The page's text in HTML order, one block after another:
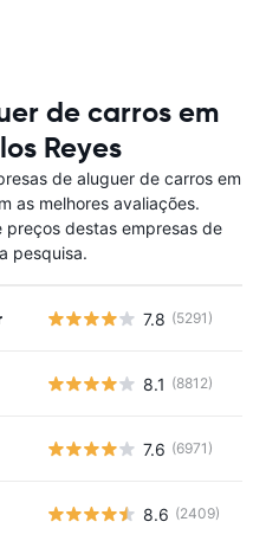
de carros em
Reyes
de aluguer de carros em
as melhores avaliações.
preços destas empresas de
pesquisa.
7.8 (5291)
8.1 (8812)
7.6 (6971)
8.6 (2409)